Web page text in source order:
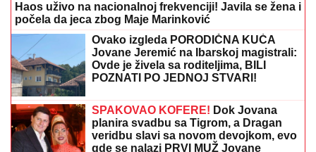
MLADIĆ (21) POSLE TUČE NOŽEM IZBO MUŠKARCA
(32)Horor kod Sajma u Beogradu: Policija odmah